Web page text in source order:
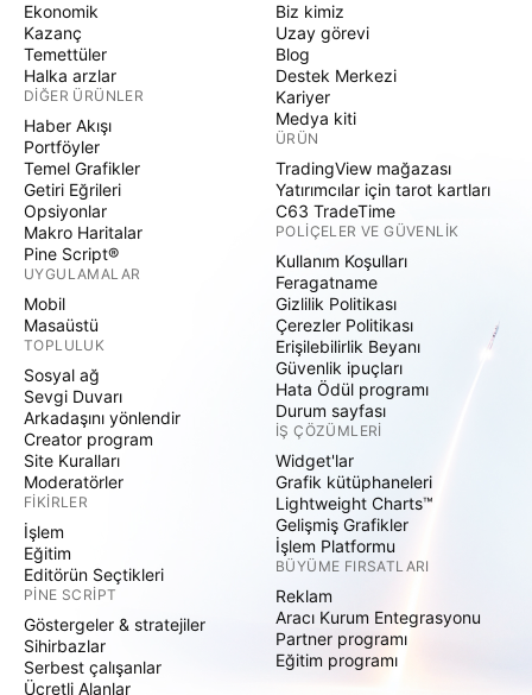
Ekonomik
Kazanç
Temettüler
Halka arzlar
DIĞER ÜRÜNLER
Haber Akışı
Portföyler
Temel Grafikler
Getiri Eğrileri
Opsiyonlar
Makro Haritalar
Pine Script®
UYGULAMALAR
Mobil
Masaüstü
TOPLULUK
Sosyal ağ
Sevgi Duvarı
Arkadaşını yönlendir
Creator program
Site Kuralları
Moderatörler
FIKIRLER
İşlem
Eğitim
Editörün Seçtikleri
PINE SCRIPT
Göstergeler & stratejiler
Sihirbazlar
Serbest çalışanlar
Ücretli Alanlar
Biz kimiz
Uzay görevi
Blog
Destek Merkezi
Kariyer
Medya kiti
ÜRÜN
TradingView mağazası
Yatırımcılar için tarot kartları
C63 TradeTime
POLIÇELER VE GÜVENLIK
Kullanım Koşulları
Feragatname
Gizlilik Politikası
Çerezler Politikası
Erişilebilirlik Beyanı
Güvenlik ipuçları
Hata Ödül programı
Durum sayfası
İŞ ÇÖZÜMLERI
Widget'lar
Grafik kütüphaneleri
Lightweight Charts™
Gelişmiş Grafikler
İşlem Platformu
BÜYÜME FIRSATLARI
Reklam
Aracı Kurum Entegrasyonu
Partner programı
Eğitim programı